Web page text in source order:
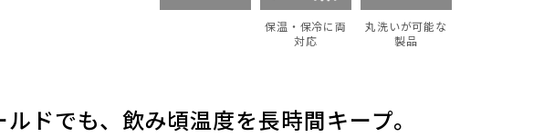
保温・保冷に両
対応
丸洗いが可能な
製品
ドでも、飲み頃温度を長時間キープ。